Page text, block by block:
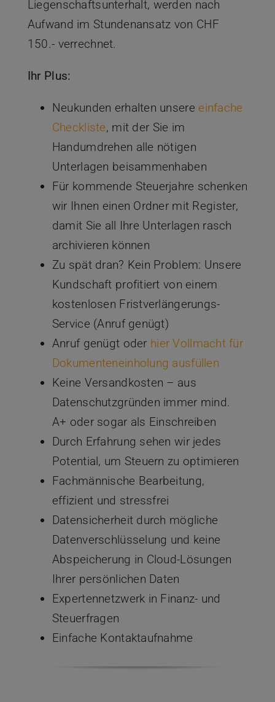
Liegenschaftsunterhalt, werden nach
Aufwand im Stundenansatz von CHF
150.- verrechnet.
Ihr Plus:
Neukunden erhalten unsere einfache
Checkliste, mit der Sie im
Handumdrehen alle nötigen
Unterlagen beisammenhaben
Für kommende Steuerjahre schenken
wir Ihnen einen Ordner mit Register,
damit Sie all Ihre Unterlagen rasch
archivieren können
Zu spät dran? Kein Problem: Unsere
Kundschaft profitiert von einem
kostenlosen Fristverlängerungs-
Service (Anruf genügt)
Anruf genügt oder hier Vollmacht für
Dokumenteneinholung ausfüllen
Keine Versandkosten – aus
Datenschutzgründen immer mind.
A+ oder sogar als Einschreiben
Durch Erfahrung sehen wir jedes
Potential, um Steuern zu optimieren
Fachmännische Bearbeitung,
effizient und stressfrei
Datensicherheit durch mögliche
Datenverschlüsselung und keine
Abspeicherung in Cloud-Lösungen
Ihrer persönlichen Daten
Expertennetzwerk in Finanz- und
Steuerfragen
Einfache Kontaktaufnahme